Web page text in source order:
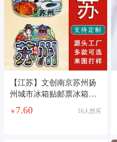
【江苏】文创南京苏州扬
州城市冰箱贴邮票冰箱装
饰品纪念品国潮
￥ 7.60 16人想买